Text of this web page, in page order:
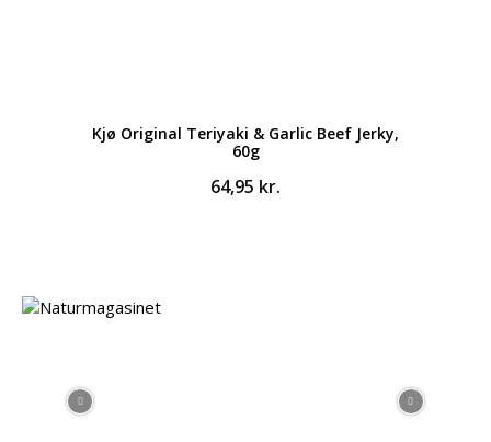
Kjø Original Teriyaki & Garlic Beef Jerky,
60g
64,95 kr.